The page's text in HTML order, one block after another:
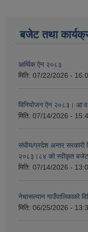
बजेट तथा
आर्थिक ऐन २०८३
मिति: 07/22/2026 -
विनियोजन ऐन २०८३। आ
मिति: 07/14/2026 -
संघीय/प्रदेश अन्तर सरकारी
२०८३।८४ को स्वीकृत बजेट
मिति: 07/14/2026 -
नेचासल्यान गाउँपालिकाको
मिति: 06/25/2026 -